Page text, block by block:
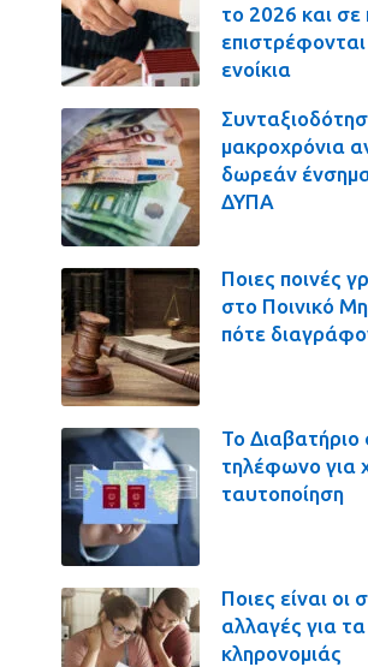
το 2026 και σε
ενοίκια
μακροχρόνια
δωρεάν
ΔΥΠΑ
Ποιες ποινές
στο Ποινικό
πότε
Το Διαβατήριο
τηλέφωνο για
ταυτοποίηση
Ποιες είναι οι
αλλαγές για
κληρονομιάς